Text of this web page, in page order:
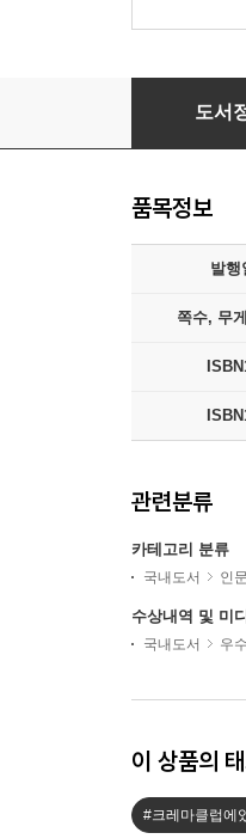
맛난 부사
도서
품목정보
발행
쪽수, 무
관련분류
카테고리 분류
국내도서 인문
수상내역 및 미
국내도서 우
이 상품의
#크레마클럽에